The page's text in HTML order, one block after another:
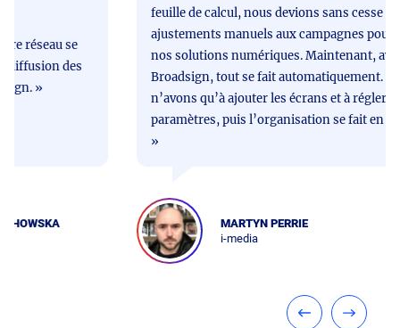
feuille de calcul, nous devions sans cesse apporter des
ajustements manuels aux campagnes pour optimiser
nos solutions numériques. Maintenant, avec
Broadsign, tout se fait automatiquement. Nous
n’avons qu’à ajouter les écrans et à régler les
paramètres, puis l’organisation se fait en un seul clic.
MARTYN PERRIE
i-media